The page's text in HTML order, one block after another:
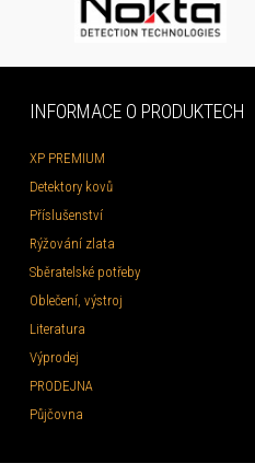
INFORMACE O PRODUKTECH
XP PREMIUM
Detektory kovů
Příslušenství
Rýžování zlata
Sběratelské potřeby
Oblečení, výstroj
Literatura
Výprodej
PRODEJNA
Půjčovna